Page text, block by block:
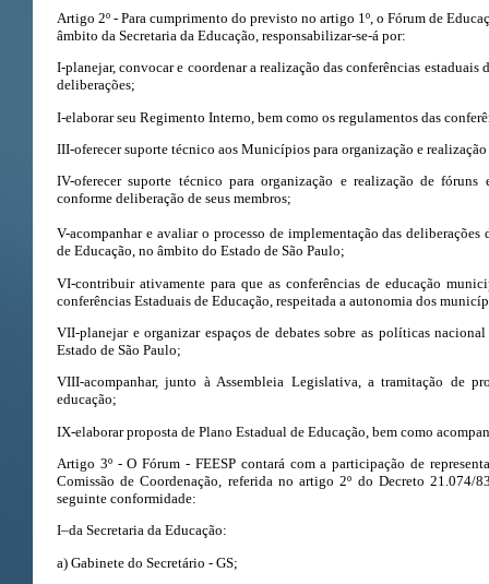
Artigo 2º - Para cumprimento do previsto no artigo 1º, o Fórum de
âmbito da Secretaria da Educação, responsabilizar-se-á por:
I-planejar, convocar e coordenar a realização das conferências estaduais
deliberações;
I-elaborar seu Regimento Interno, bem como os regulamentos das
III-oferecer suporte técnico aos Municípios para organização e realização
IV-oferecer suporte técnico para organização e realização de fóruns
conforme deliberação de seus membros;
V-acompanhar e avaliar o processo de implementação das deliberações
de Educação, no âmbito do Estado de São Paulo;
VI-contribuir ativamente para que as conferências de educação
conferências Estaduais de Educação, respeitada a autonomia dos
VII-planejar e organizar espaços de debates sobre as políticas
Estado de São Paulo;
VIII-acompanhar, junto à Assembleia Legislativa, a tramitação de
educação;
IX-elaborar proposta de Plano Estadual de Educação, bem como
Artigo 3º - O Fórum - FEESP contará com a participação de
Comissão de Coordenação, referida no artigo 2º do Decreto 21.074/
seguinte conformidade:
I–da Secretaria da Educação:
a) Gabinete do Secretário - GS;